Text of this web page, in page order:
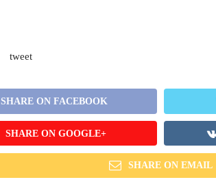
tweet
SHARE ON FACEBOOK
SHARE ON GOOGLE+
SHARE ON EMAIL